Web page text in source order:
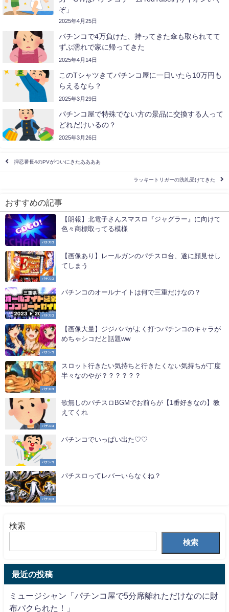
ぞ」
2025年4月25日
パチンコで4万負けた、持ってきた傘も取られてて
ずぶ濡れで家に帰ってきた
2025年4月14日
このTシャツきてパチンコ屋に一日いたら10万円も
らえるなら？
2025年3月29日
パチンコ屋で特殊でない方の景品に交換する人って
どれだけいるの？
2025年3月26日
押忍番長4のPVがついにきたああああ
ラッキートリガーの洗礼受けてきた
おすすめの記事
パチスロ
【朗報】北電子さんスマスロ『ジャグラー』に向けて
色々商標取ってる模様
パチスロ
【画像あり】レールガンのパチスロ台、遂に顔見せし
てしまう
パチスロ
パチンコのオールナイトは何で三重だけなの？
パチンコ
【画像大量】ジジババがよく打つパチンコのキャラが
めちゃシコだと話題ww
パチスロ
スロット行きたい気持ちと行きたくない気持ちが丁度
半々なのやが？？？？？？
パチスロ
歌無しのパチスロBGMでお前らが【1番好きなの】教
えてくれ
パチンコ
パチンコでいっぱい出た♡♡
パチスロ
パチスロってレバーいらなくね？
検索
検索
最近の投稿
ミュージシャン「パチンコ屋で5分席離れただけなのに財
布パクられた！」